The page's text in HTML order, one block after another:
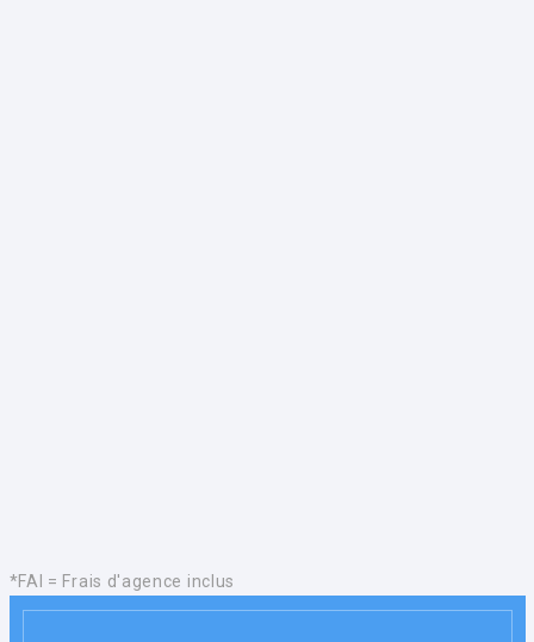
*FAI = Frais d'agence inclus